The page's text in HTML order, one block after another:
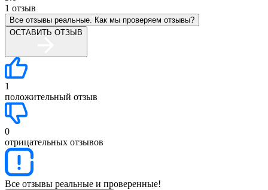
1 отзыв
Все отзывы реальные. Как мы проверяем отзывы?
ОСТАВИТЬ ОТЗЫВ
1
положительный отзыв
0
отрицательных отзывов
Все отзывы реальные и проверенные!